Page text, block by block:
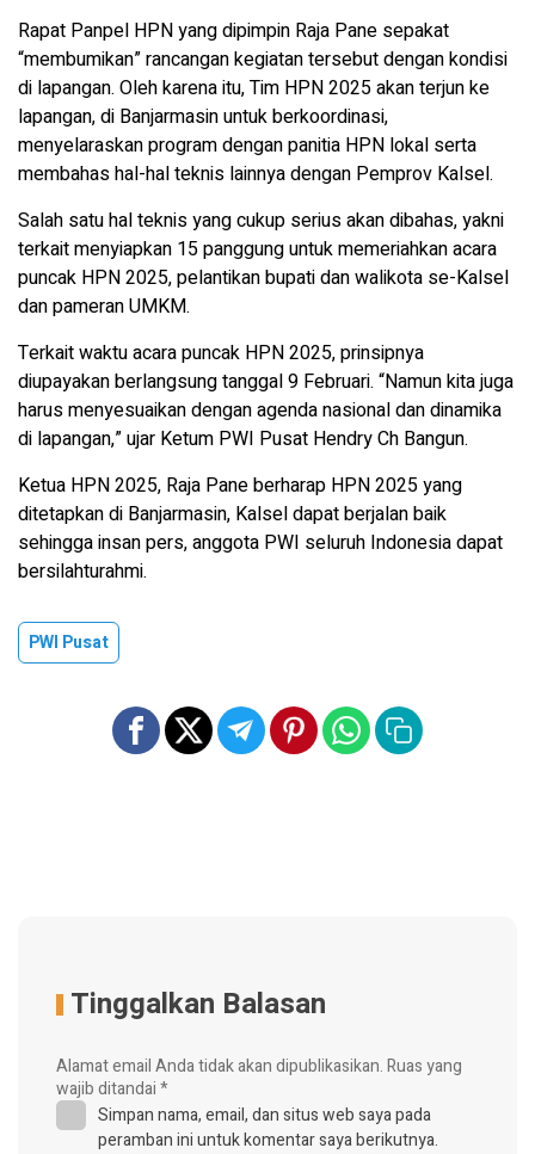
Rapat Panpel HPN yang dipimpin Raja Pane sepakat
“membumikan” rancangan kegiatan tersebut dengan kondisi
di lapangan. Oleh karena itu, Tim HPN 2025 akan terjun ke
lapangan, di Banjarmasin untuk berkoordinasi,
menyelaraskan program dengan panitia HPN lokal serta
membahas hal-hal teknis lainnya dengan Pemprov Kalsel.
Salah satu hal teknis yang cukup serius akan dibahas, yakni
terkait menyiapkan 15 panggung untuk memeriahkan acara
puncak HPN 2025, pelantikan bupati dan walikota se-Kalsel
dan pameran UMKM.
Terkait waktu acara puncak HPN 2025, prinsipnya
diupayakan berlangsung tanggal 9 Februari. “Namun kita juga
harus menyesuaikan dengan agenda nasional dan dinamika
di lapangan,” ujar Ketum PWI Pusat Hendry Ch Bangun.
Ketua HPN 2025, Raja Pane berharap HPN 2025 yang
ditetapkan di Banjarmasin, Kalsel dapat berjalan baik
sehingga insan pers, anggota PWI seluruh Indonesia dapat
bersilahturahmi.
PWI Pusat
Tinggalkan Balasan
Alamat email Anda tidak akan dipublikasikan.Ruas yang
wajib ditandai*
Simpan nama, email, dan situs web saya pada
peramban ini untuk komentar saya berikutnya.